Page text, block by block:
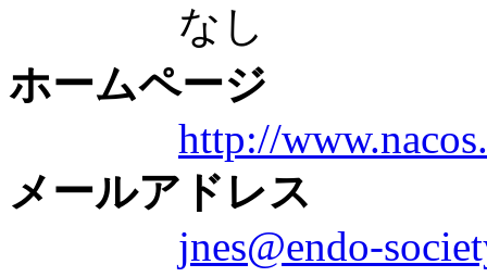
なし
ホームページ
http://
メールアドレス
jnes@endo-